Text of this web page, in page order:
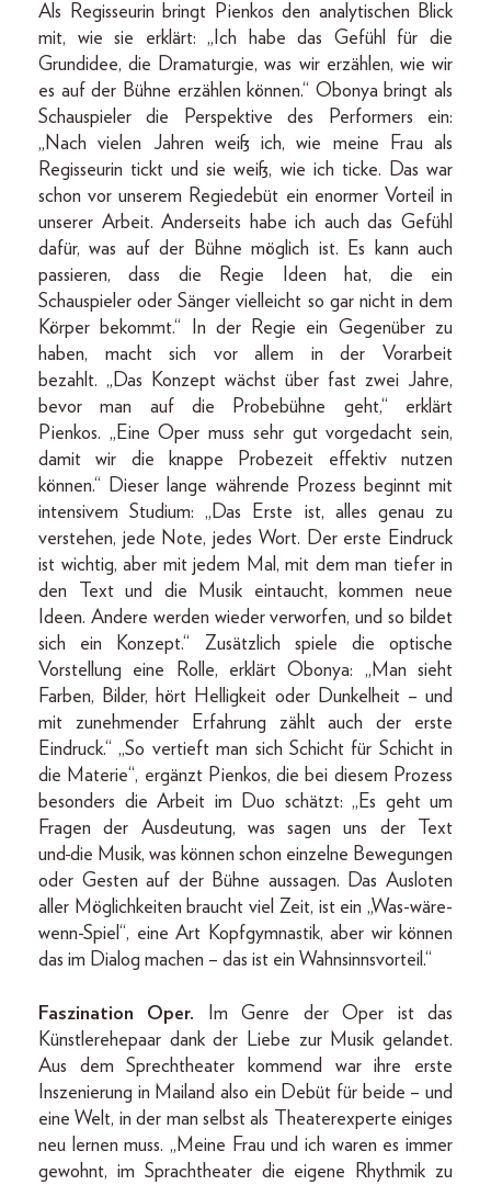
Als Regisseurin bringt Pienkos den analytischen Blick
mit, wie sie erklärt: „Ich habe das Gefühl für die
Grundidee, die Dramaturgie, was wir erzählen, wie wir
es auf der Bühne erzählen können.“ Obonya bringt als
Schauspieler die Perspektive des Performers ein:
„Nach vielen Jahren weiß ich, wie meine Frau als
Regisseurin tickt und sie weiß, wie ich ticke. Das war
schon vor unserem Regiedebüt ein enormer Vorteil in
unserer Arbeit. Anderseits habe ich auch das Gefühl
dafür, was auf der Bühne möglich ist. Es kann auch
passieren, dass die Regie Ideen hat, die ein
Schauspieler oder Sänger vielleicht so gar nicht in dem
Körper bekommt.“ In der Regie ein Gegenüber zu
haben, macht sich vor allem in der Vorarbeit
bezahlt. „Das Konzept wächst über fast zwei Jahre,
bevor man auf die Probebühne geht,“ erklärt
Pienkos. „Eine Oper muss sehr gut vorgedacht sein,
damit wir die knappe Probezeit effektiv nutzen
können.“ Dieser lange währende Prozess beginnt mit
intensivem Studium: „Das Erste ist, alles genau zu
verstehen, jede Note, jedes Wort. Der erste Eindruck
ist wichtig, aber mit jedem Mal, mit dem man tiefer in
den Text und die Musik eintaucht, kommen neue
Ideen. Andere werden wieder verworfen, und so bildet
sich ein Konzept.“ Zusätzlich spiele die optische
Vorstellung eine Rolle, erklärt Obonya: „Man sieht
Farben, Bilder, hört Helligkeit oder Dunkelheit – und
mit zunehmender Erfahrung zählt auch der erste
Eindruck.“ „So vertieft man sich Schicht für Schicht in
die Materie“, ergänzt Pienkos, die bei diesem Prozess
besonders die Arbeit im Duo schätzt: „Es geht um
Fragen der Ausdeutung, was sagen uns der Text
und die Musik, was können schon einzelne Bewegungen
oder Gesten auf der Bühne aussagen. Das Ausloten
aller Möglichkeiten braucht viel Zeit, ist ein „Was-wäre-
wenn-Spiel“, eine Art Kopfgymnastik, aber wir können
das im Dialog machen – das ist ein Wahnsinnsvorteil.“
Faszination Oper. Im Genre der Oper ist das
Künstlerehepaar dank der Liebe zur Musik gelandet.
Aus dem Sprechtheater kommend war ihre erste
Inszenierung in Mailand also ein Debüt für beide – und
eine Welt, in der man selbst als Theaterexperte einiges
neu lernen muss. „Meine Frau und ich waren es immer
gewohnt, im Sprachtheater die eigene Rhythmik zu